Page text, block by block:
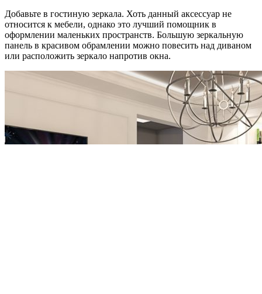
Добавьте в гостиную зеркала. Хоть данный аксессуар не
относится к мебели, однако это лучший помощник в
оформлении маленьких пространств. Большую зеркальную
панель в красивом обрамлении можно повесить над диваном
или расположить зеркало напротив окна.